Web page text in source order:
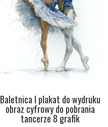
Baletnica I plakat do wydruku
obraz cyfrowy do pobrania
tancerze 8 grafik